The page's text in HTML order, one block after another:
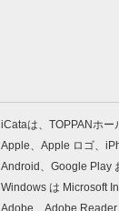
iCataは、TOPPANホー
Apple、Apple ロゴ、
Android、Google Play
Windows は Microsoft
Adobe、Adobe Reader